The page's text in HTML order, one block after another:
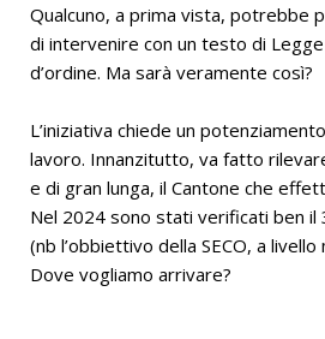
Qualcuno, a prima vista, potrebbe
di intervenire con un testo di
d’ordine. Ma sarà veramente così?
L’iniziativa chiede un
lavoro. Innanzitutto, va fatto
e di gran lunga, il Cantone che
Nel 2024 sono stati verificati ben il
(nb l’obbiettivo della SECO, a
Dove vogliamo arrivare?